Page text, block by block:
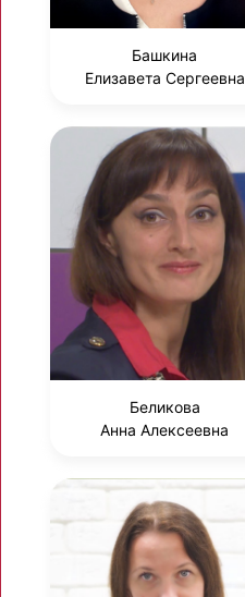
Башкина
Елизавета Сергеевна
Беликова
Анна Алексеевна